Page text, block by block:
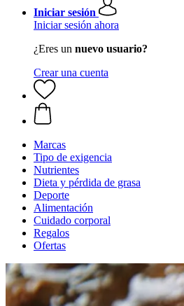
Iniciar sesión
Iniciar sesión ahora
¿Eres un nuevo usuario?
Crear una cuenta
Marcas
Tipo de exigencia
Nutrientes
Dieta y pérdida de grasa
Deporte
Alimentación
Cuidado corporal
Regalos
Ofertas